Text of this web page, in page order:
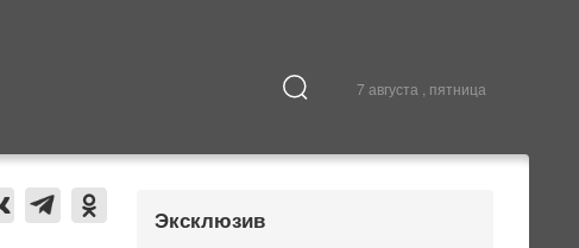
7 августа , пятница
Культура
Эксклюзив